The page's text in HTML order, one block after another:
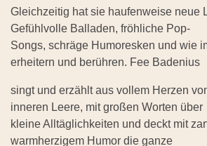
Gleichzeitig hat sie haufenweise neue
Gefühlvolle Balladen, fröhliche Pop-
Songs, schräge Humoresken und wie
erheitern und berühren. Fee Badenius
singt und erzählt aus vollem Herzen
inneren Leere, mit großen Worten über
kleine Alltäglichkeiten und deckt mit
warmherzigem Humor die ganze